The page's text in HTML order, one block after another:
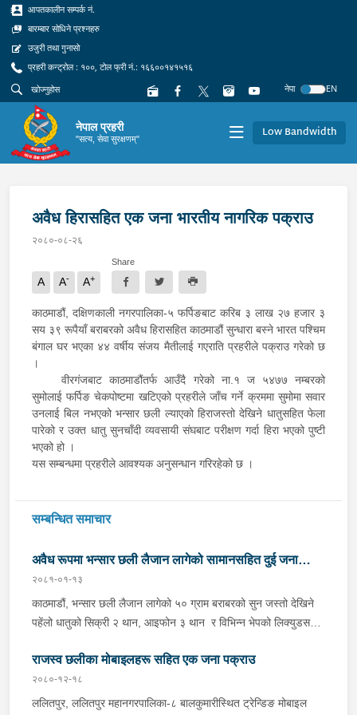
आपतकालीन सम्पर्क नं.
बारम्बार सोधिने प्रश्नहरु
उजुरी तथा गुनासो
प्रहरी कन्ट्रोल : १००, टोल फ्री नं.: १६६००१४१५१६
नेपा
EN
नेपाल प्रहरी
"सत्य, सेवा सुरक्षणम्" Low Bandwidth
अवैध हिरासहित एक जना भारतीय नागरिक पक्राउ
२०८०-०८-२६
A A- A+
Share
काठमाडौं, दक्षिणकाली नगरपालिका-५ फर्पिङबाट करिब ३ लाख २७ हजार ३
सय ३९ रूपैयाँ बराबरको अवैध हिरासहित काठमाडौं सुन्धारा बस्ने भारत पश्चिम
बंगाल घर भएका ४४ वर्षीय संजय मैतीलाई गएराति प्रहरीले पक्राउ गरेको छ
।
वीरगंजबाट काठमाडौंतर्फ आउँदै गरेको ना.१ ज ५४७७ नम्बरको
सुमोलाई फर्पिङ चेकपोष्टमा खटिएको प्रहरीले जाँच गर्ने क्रममा सुमोमा सवार
उनलाई बिल नभएको भन्सार छली ल्याएको हिराजस्तो देखिने धातुसहित फेला
पारेको र उक्त धातु सुनचाँदी व्यवसायी संघबाट परीक्षण गर्दा हिरा भएको पुष्टी
भएको हो ।
यस सम्बन्धमा प्रहरीले आवश्यक अनुसन्धान गरिरहेको छ ।
सम्बन्धित समाचार
अवैध रूपमा भन्सार छली लैजान लागेको सामानसहित दुई जना
पक्राउ
२०८१-०१-१३
काठमाडौं, भन्सार छली लैजान लागेको ५० ग्राम बराबरको सुन जस्तो देखिने
पहेंलो धातुको सिक्री २ थान, आइफोन ३ थान र विभिन्न भेपको लिक्युडसहित
नगरपालिका-९ घर भएका ४२ वर्षीय जगदिश श्रेष्ठ र नवलपरासी कावासोती
नगरपालिका-३ घर भएका ४३ वर्षीय राज कुमार श्रेष्ठ रहेका छन् । त्रिभुवन
अन्तर्राष्ट्रिय विमानस्थलको अन्तर्राष्ट्रिय उडान तर्फको आगमन पार्किङ
राजस्व छलीका मोबाइलहरू सहित एक जना पक्राउ
२०८०-१२-१८
ललितपुर, ललितपुर महानगरपालिका-८ बालकुमारीस्थित ट्रेन्डिङ मोबाइल